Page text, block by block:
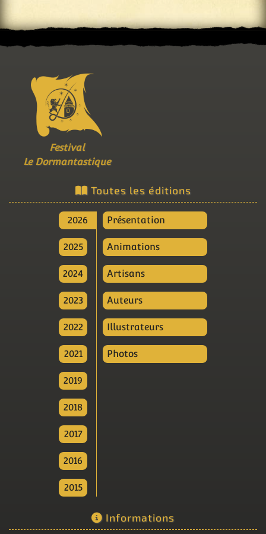
Festival
Le Dormantastique
Toutes les éditions
2026
2025
2024
2023
2022
2021
2019
2018
2017
2016
2015
Présentation
Animations
Artisans
Auteurs
Illustrateurs
Photos
Informations